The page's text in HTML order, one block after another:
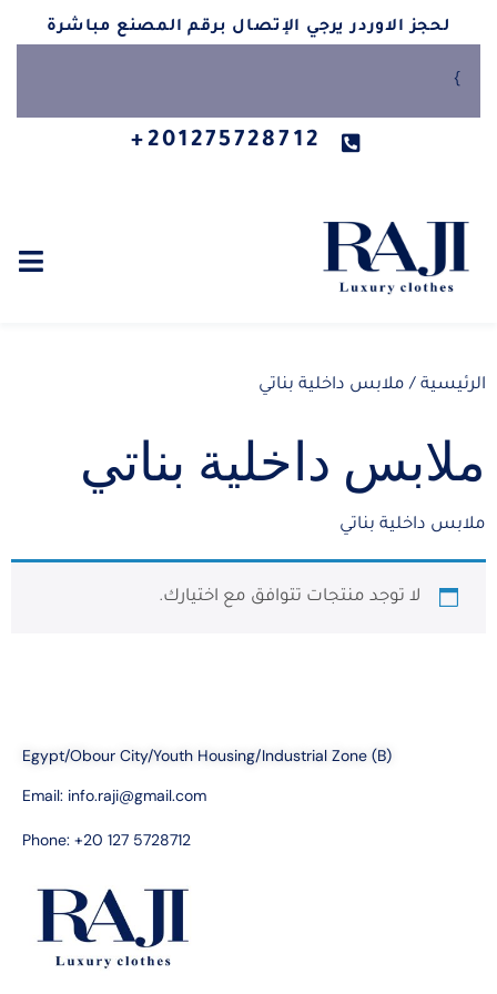
لحجز الاوردر يرجي الإتصال برقم المصنع مباشرة
}
201275728712+
الرئيسية / ملابس داخلية بناتي
ملابس داخلية بناتي
ملابس داخلية بناتي
لا توجد منتجات تتوافق مع اختيارك.
Egypt/Obour City/Youth Housing/Industrial Zone (B)
Email: info.raji@gmail.com
Phone: +20 127 5728712